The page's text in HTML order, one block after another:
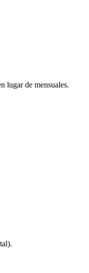
lugar de mensuales.